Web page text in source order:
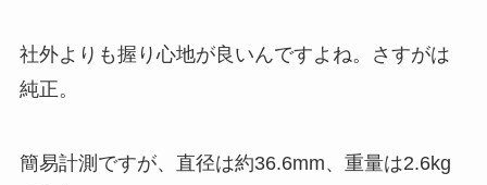
社外よりも握り心地が良いんですよね。さすがは
純正。
簡易計測ですが、直径は約36.6mm、重量は2.6kg